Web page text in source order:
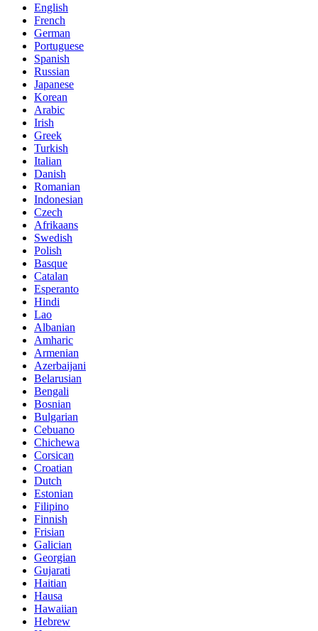
English
French
German
Portuguese
Spanish
Russian
Japanese
Korean
Arabic
Irish
Greek
Turkish
Italian
Danish
Romanian
Indonesian
Czech
Afrikaans
Swedish
Polish
Basque
Catalan
Esperanto
Hindi
Lao
Albanian
Amharic
Armenian
Azerbaijani
Belarusian
Bengali
Bosnian
Bulgarian
Cebuano
Chichewa
Corsican
Croatian
Dutch
Estonian
Filipino
Finnish
Frisian
Galician
Georgian
Gujarati
Haitian
Hausa
Hawaiian
Hebrew